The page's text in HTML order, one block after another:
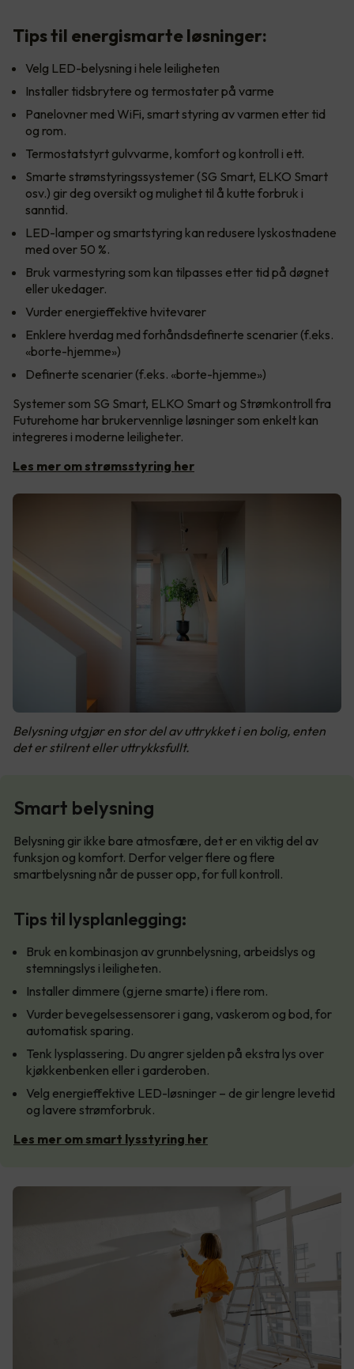
Tips til energismarte løsninger:
Velg LED-belysning i hele leiligheten
Installer tidsbrytere og termostater på varme
Panelovner med WiFi, smart styring av varmen etter tid
og rom.
Termostatstyrt gulvvarme, komfort og kontroll i ett.
Smarte strømstyringssystemer (SG Smart, ELKO Smart
osv.) gir deg oversikt og mulighet til å kutte forbruk i
sanntid.
LED-lamper og smartstyring kan redusere lyskostnadene
med over 50 %.
Bruk varmestyring som kan tilpasses etter tid på døgnet
eller ukedager.
Vurder energieffektive hvitevarer
Enklere hverdag med forhåndsdefinerte scenarier (f.eks.
«borte-hjemme»)
Definerte scenarier (f.eks. «borte-hjemme»)
Systemer som SG Smart, ELKO Smart og Strømkontroll fra
Futurehome har brukervennlige løsninger som enkelt kan
integreres i moderne leiligheter.
Les mer om strømsstyring her
Belysning utgjør en stor del av uttrykket i en bolig, enten
det er stilrent eller uttrykksfullt.
Smart belysning
Belysning gir ikke bare atmosfære, det er en viktig del av
funksjon og komfort. Derfor velger flere og flere
smartbelysning når de pusser opp, for full kontroll.
Tips til lysplanlegging:
Bruk en kombinasjon av grunnbelysning, arbeidslys og
stemningslys i leiligheten.
Installer dimmere (gjerne smarte) i flere rom.
Vurder bevegelsessensorer i gang, vaskerom og bod, for
automatisk sparing.
Tenk lysplassering. Du angrer sjelden på ekstra lys over
kjøkkenbenken eller i garderoben.
Velg energieffektive LED-løsninger – de gir lengre levetid
og lavere strømforbruk.
Les mer om smart lysstyring her